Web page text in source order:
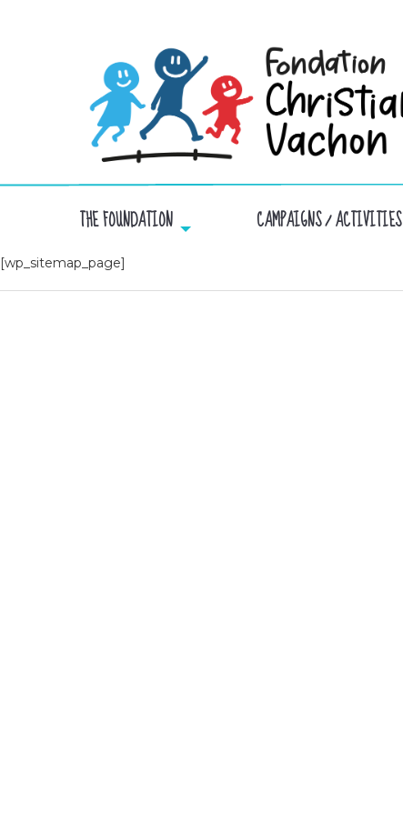
THE FOUNDATION CAMPAIGNS / ACTIVITIES
[wp_sitemap_page]